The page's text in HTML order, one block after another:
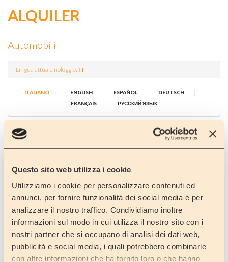
Questo sito web utilizza i cookie
Utilizziamo i cookie per personalizzare contenuti ed
annunci, per fornire funzionalità dei social media e per
analizzare il nostro traffico. Condividiamo inoltre
informazioni sul modo in cui utilizza il nostro sito con i
nostri partner che si occupano di analisi dei dati web,
pubblicità e social media, i quali potrebbero combinarle
con altre informazioni che ha fornito loro o che hanno
ALQUILER
Automobili
Lingua attuale noleggio: IT
ITALIANO | ENGLISH | ESPAÑOL | DEUTSCH |
FRANÇAIS | РУССКИЙ ЯЗЫК
Selezionare il periodo:
Dal:*
Al: *
Numero di persone ?*